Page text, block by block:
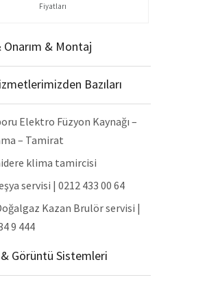
Fiyatları
Onarım & Montaj
Bazıları
Elektro Füzyon Kaynağı –
– Tamirat
klima tamircisi
servisi | 0212 433 00 64
Kazan Brulör servisi |
9 444
Görüntü Sistemleri